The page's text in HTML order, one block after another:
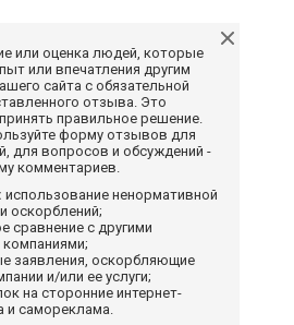
или оценка людей, которые
или впечатления другим
сайта с обязательной
отзыва. Это
правильное решение.
форму отзывов для
для вопросов и обсуждений -
комментариев.
использование ненормативной
оскорблений;
сравнение с другими
заявления, оскорбляющие
и/или ее услуги;
на сторонние интернет-
и самореклама.